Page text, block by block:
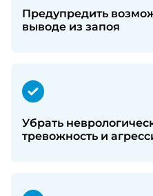
Предупредить
выводе из запоя
Убрать
тревожность и